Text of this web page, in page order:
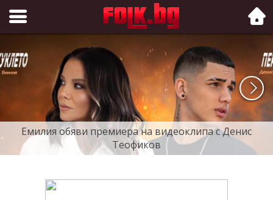
Folk.bg
Емилия обяви премиера на видеоклипа с Денис
Теофиков